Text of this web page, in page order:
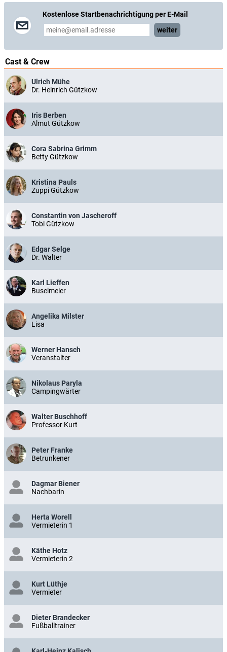
Kostenlose Startbenachrichtigung per E-Mail
weiter
Cast & Crew
Ulrich Mühe
Dr. Heinrich Gützkow
Iris Berben
Almut Gützkow
Cora Sabrina Grimm
Betty Gützkow
Kristina Pauls
Zuppi Gützkow
Constantin von Jascheroff
Tobi Gützkow
Edgar Selge
Dr. Walter
Karl Lieffen
Buselmeier
Angelika Milster
Lisa
Werner Hansch
Veranstalter
Nikolaus Paryla
Campingwärter
Walter Buschhoff
Professor Kurt
Peter Franke
Betrunkener
Dagmar Biener
Nachbarin
Herta Worell
Vermieterin 1
Käthe Hotz
Vermieterin 2
Kurt Lüthje
Vermieter
Dieter Brandecker
Fußballtrainer